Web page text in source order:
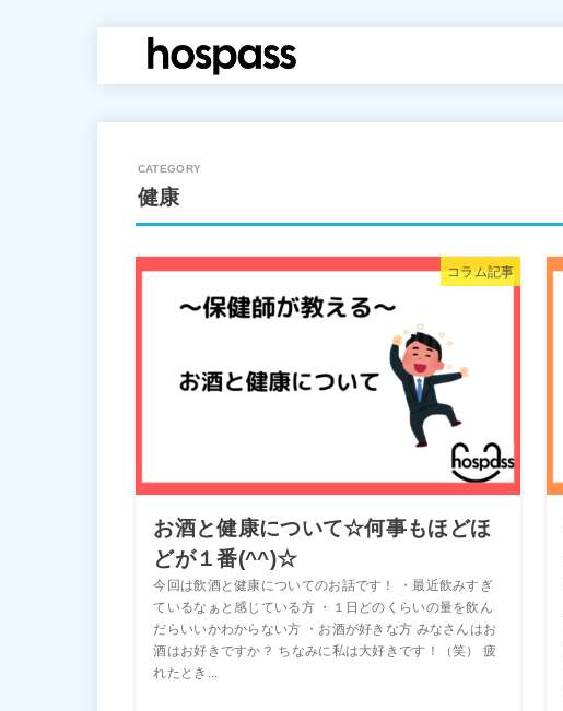
hospass media
健康
コラム記事
お酒と健康について☆何事もほどほ
どが１番(^^)☆
今回は飲酒と健康についてのお話です！ ・最近飲みすぎ
ているなぁと感じている方 ・１日どのくらいの量を飲ん
だらいいかわからない方 ・お酒が好きな方 みなさんはお
酒はお好きですか？ ちなみに私は大好きです！（笑） 疲
れたとき...